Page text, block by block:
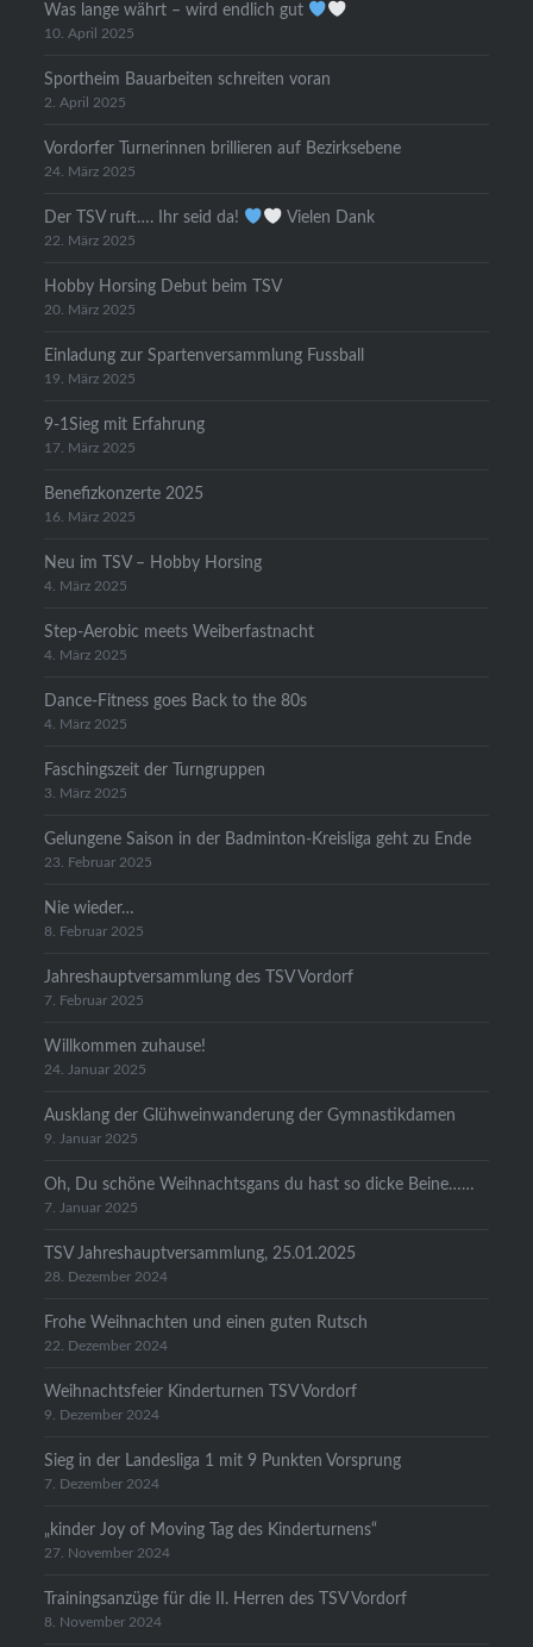
Was lange währt – wird endlich gut
10. April 2025
Sportheim Bauarbeiten schreiten voran
2. April 2025
Vordorfer Turnerinnen brillieren auf Bezirksebene
24. März 2025
Der TSV ruft…. Ihr seid da! Vielen Dank
22. März 2025
Hobby Horsing Debut beim TSV
20. März 2025
Einladung zur Spartenversammlung Fussball
19. März 2025
9-1Sieg mit Erfahrung
17. März 2025
Benefizkonzerte 2025
16. März 2025
Neu im TSV – Hobby Horsing
4. März 2025
Step-Aerobic meets Weiberfastnacht
4. März 2025
Dance-Fitness goes Back to the 80s
4. März 2025
Faschingszeit der Turngruppen
3. März 2025
Gelungene Saison in der Badminton-Kreisliga geht zu Ende
23. Februar 2025
Nie wieder…
8. Februar 2025
Jahreshauptversammlung des TSV Vordorf
7. Februar 2025
Willkommen zuhause!
24. Januar 2025
Ausklang der Glühweinwanderung der Gymnastikdamen
9. Januar 2025
Oh, Du schöne Weihnachtsgans du hast so dicke Beine……
7. Januar 2025
TSV Jahreshauptversammlung, 25.01.2025
28. Dezember 2024
Frohe Weihnachten und einen guten Rutsch
22. Dezember 2024
Weihnachtsfeier Kinderturnen TSV Vordorf
9. Dezember 2024
Sieg in der Landesliga 1 mit 9 Punkten Vorsprung
7. Dezember 2024
„kinder Joy of Moving Tag des Kinderturnens“
27. November 2024
Trainingsanzüge für die II. Herren des TSV Vordorf
8. November 2024